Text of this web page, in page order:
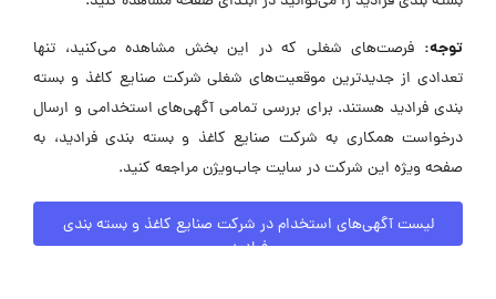
توجه: فرصت‌های شغلی که در این بخش مشاهده می‌کنید، تنها
تعدادی از جدیدترین موقعیت‌های شغلی شرکت صنایع کاغذ و بسته
بندی فرادید هستند. برای بررسی تمامی آگهی‌های استخدامی و ارسال
درخواست همکاری به شرکت صنایع کاغذ و بسته بندی فرادید، به
صفحه ویژه این شرکت در سایت جاب‌ویژن مراجعه کنید.
لیست آگهی‌های استخدام در شرکت صنایع کاغذ و بسته بندی
فرادید